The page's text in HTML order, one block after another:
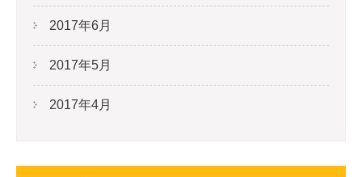
2017年6月
2017年5月
2017年4月